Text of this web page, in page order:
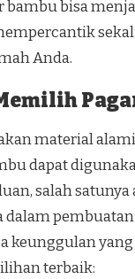
bambu bisa
Anda.
material
dapat
salah satunya
keunggulan
terbaik: